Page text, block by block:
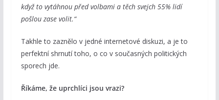
když to vytáhnou před volbami a těch svejch 55% lidí
pošlou zase volit.“
Takhle to zaznělo v jedné internetové diskuzi, a je to
perfektní shrnutí toho, o co v současných politických
sporech jde.
Říkáme, že uprchlíci jsou vrazi?